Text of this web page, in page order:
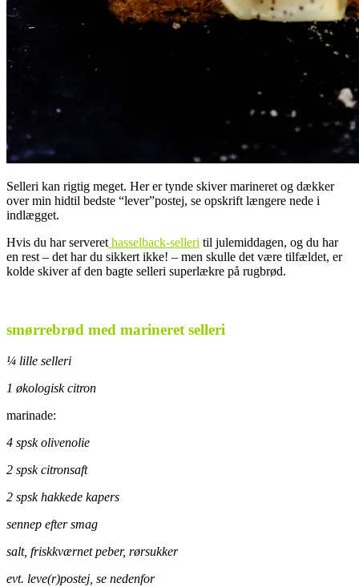
Selleri kan rigtig meget. Her er tynde skiver marineret og dækker
over min hidtil bedste “lever”postej, se opskrift længere nede i
indlægget.
Hvis du har serveret hasselback-selleri til julemiddagen, og du har
en rest – det har du sikkert ikke! – men skulle det være tilfældet, er
kolde skiver af den bagte selleri superlækre på rugbrød.
smørrebrød med marineret selleri
¼ lille selleri
1 økologisk citron
marinade:
4 spsk olivenolie
2 spsk citronsaft
2 spsk hakkede kapers
sennep efter smag
salt, friskkværnet peber, rørsukker
evt. leve(r)postej, se nedenfor